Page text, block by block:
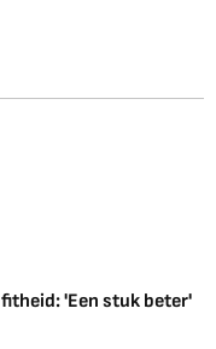
'Een stuk beter'